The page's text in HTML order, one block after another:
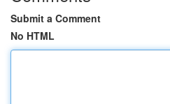
Submit a Comment
No HTML